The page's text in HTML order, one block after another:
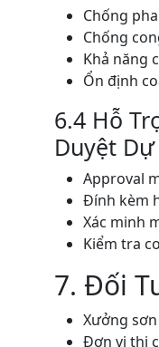
Chống
Chống
Khả năng
Ổn định
6.4 Hỗ
Duyệt
Approval
Đính kèm
Xác minh
Kiểm tra
7. Đối
Xưởng
Đơn vị thi